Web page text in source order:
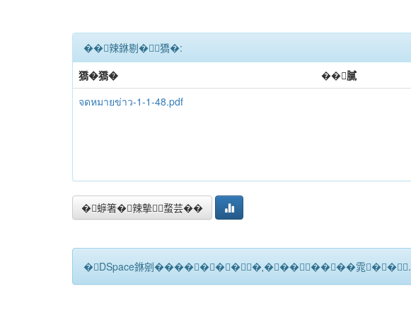
��辣銝剔�﹝獢�:
獢�獢�
��膩
จดหมายข่าว-1-1-48.pdf
�蝷箸�辣摰蝥芸��
�DSpace銝剜�������★��������雿��.